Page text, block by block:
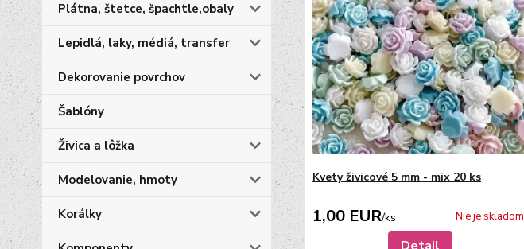
Plátna, štetce, špachtle,obaly
Lepidlá, laky, médiá, transfer
Dekorovanie povrchov
Šablóny
Živica a lôžka
Modelovanie, hmoty
Korálky
Kvety živicové 5 mm - mix 20 ks
1,00 EUR/ks Nie je skladom